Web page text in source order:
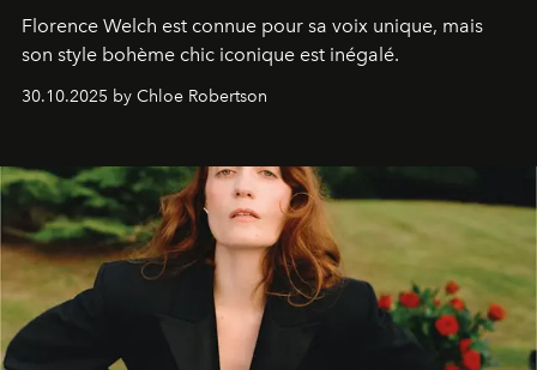
Florence Welch est connue pour sa voix unique, mais
son style bohème chic iconique est inégalé.
30.10.2025 by Chloe Robertson